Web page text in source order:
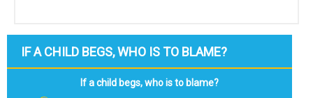
IF A CHILD BEGS, WHO IS TO BLAME?
If a child begs, who is to blame?